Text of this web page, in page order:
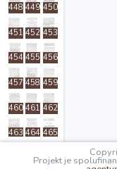
448 449 450
451 452 453
454 455 456
457 458 459
460 461 462
463 464 465
Projekt je